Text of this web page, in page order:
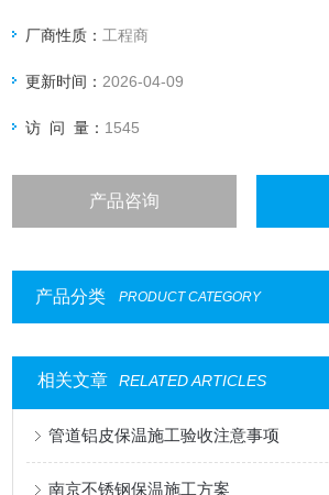
厂商性质： 工程商
更新时间： 2026-04-09
访 问 量： 1545
产品咨询
产品分类 PRODUCT CATEGORY
相关文章 RELATED ARTICLES
管道铝皮保温施工验收注意事项
南京不锈钢保温施工方案